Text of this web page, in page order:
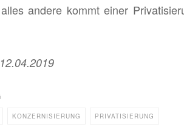
an­de­re kommt einer
KONZERNISIERUNG PRIVATISIERUNG